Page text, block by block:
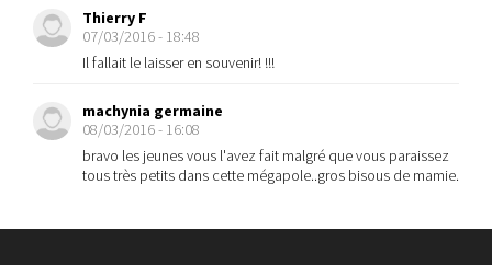
Thierry F
07/03/2016 - 18:48
Il fallait le laisser en souvenir! !!!
machynia germaine
08/03/2016 - 16:08
bravo les jeunes vous l'avez fait malgré que vous paraissez
tous très petits dans cette mégapole..gros bisous de mamie.